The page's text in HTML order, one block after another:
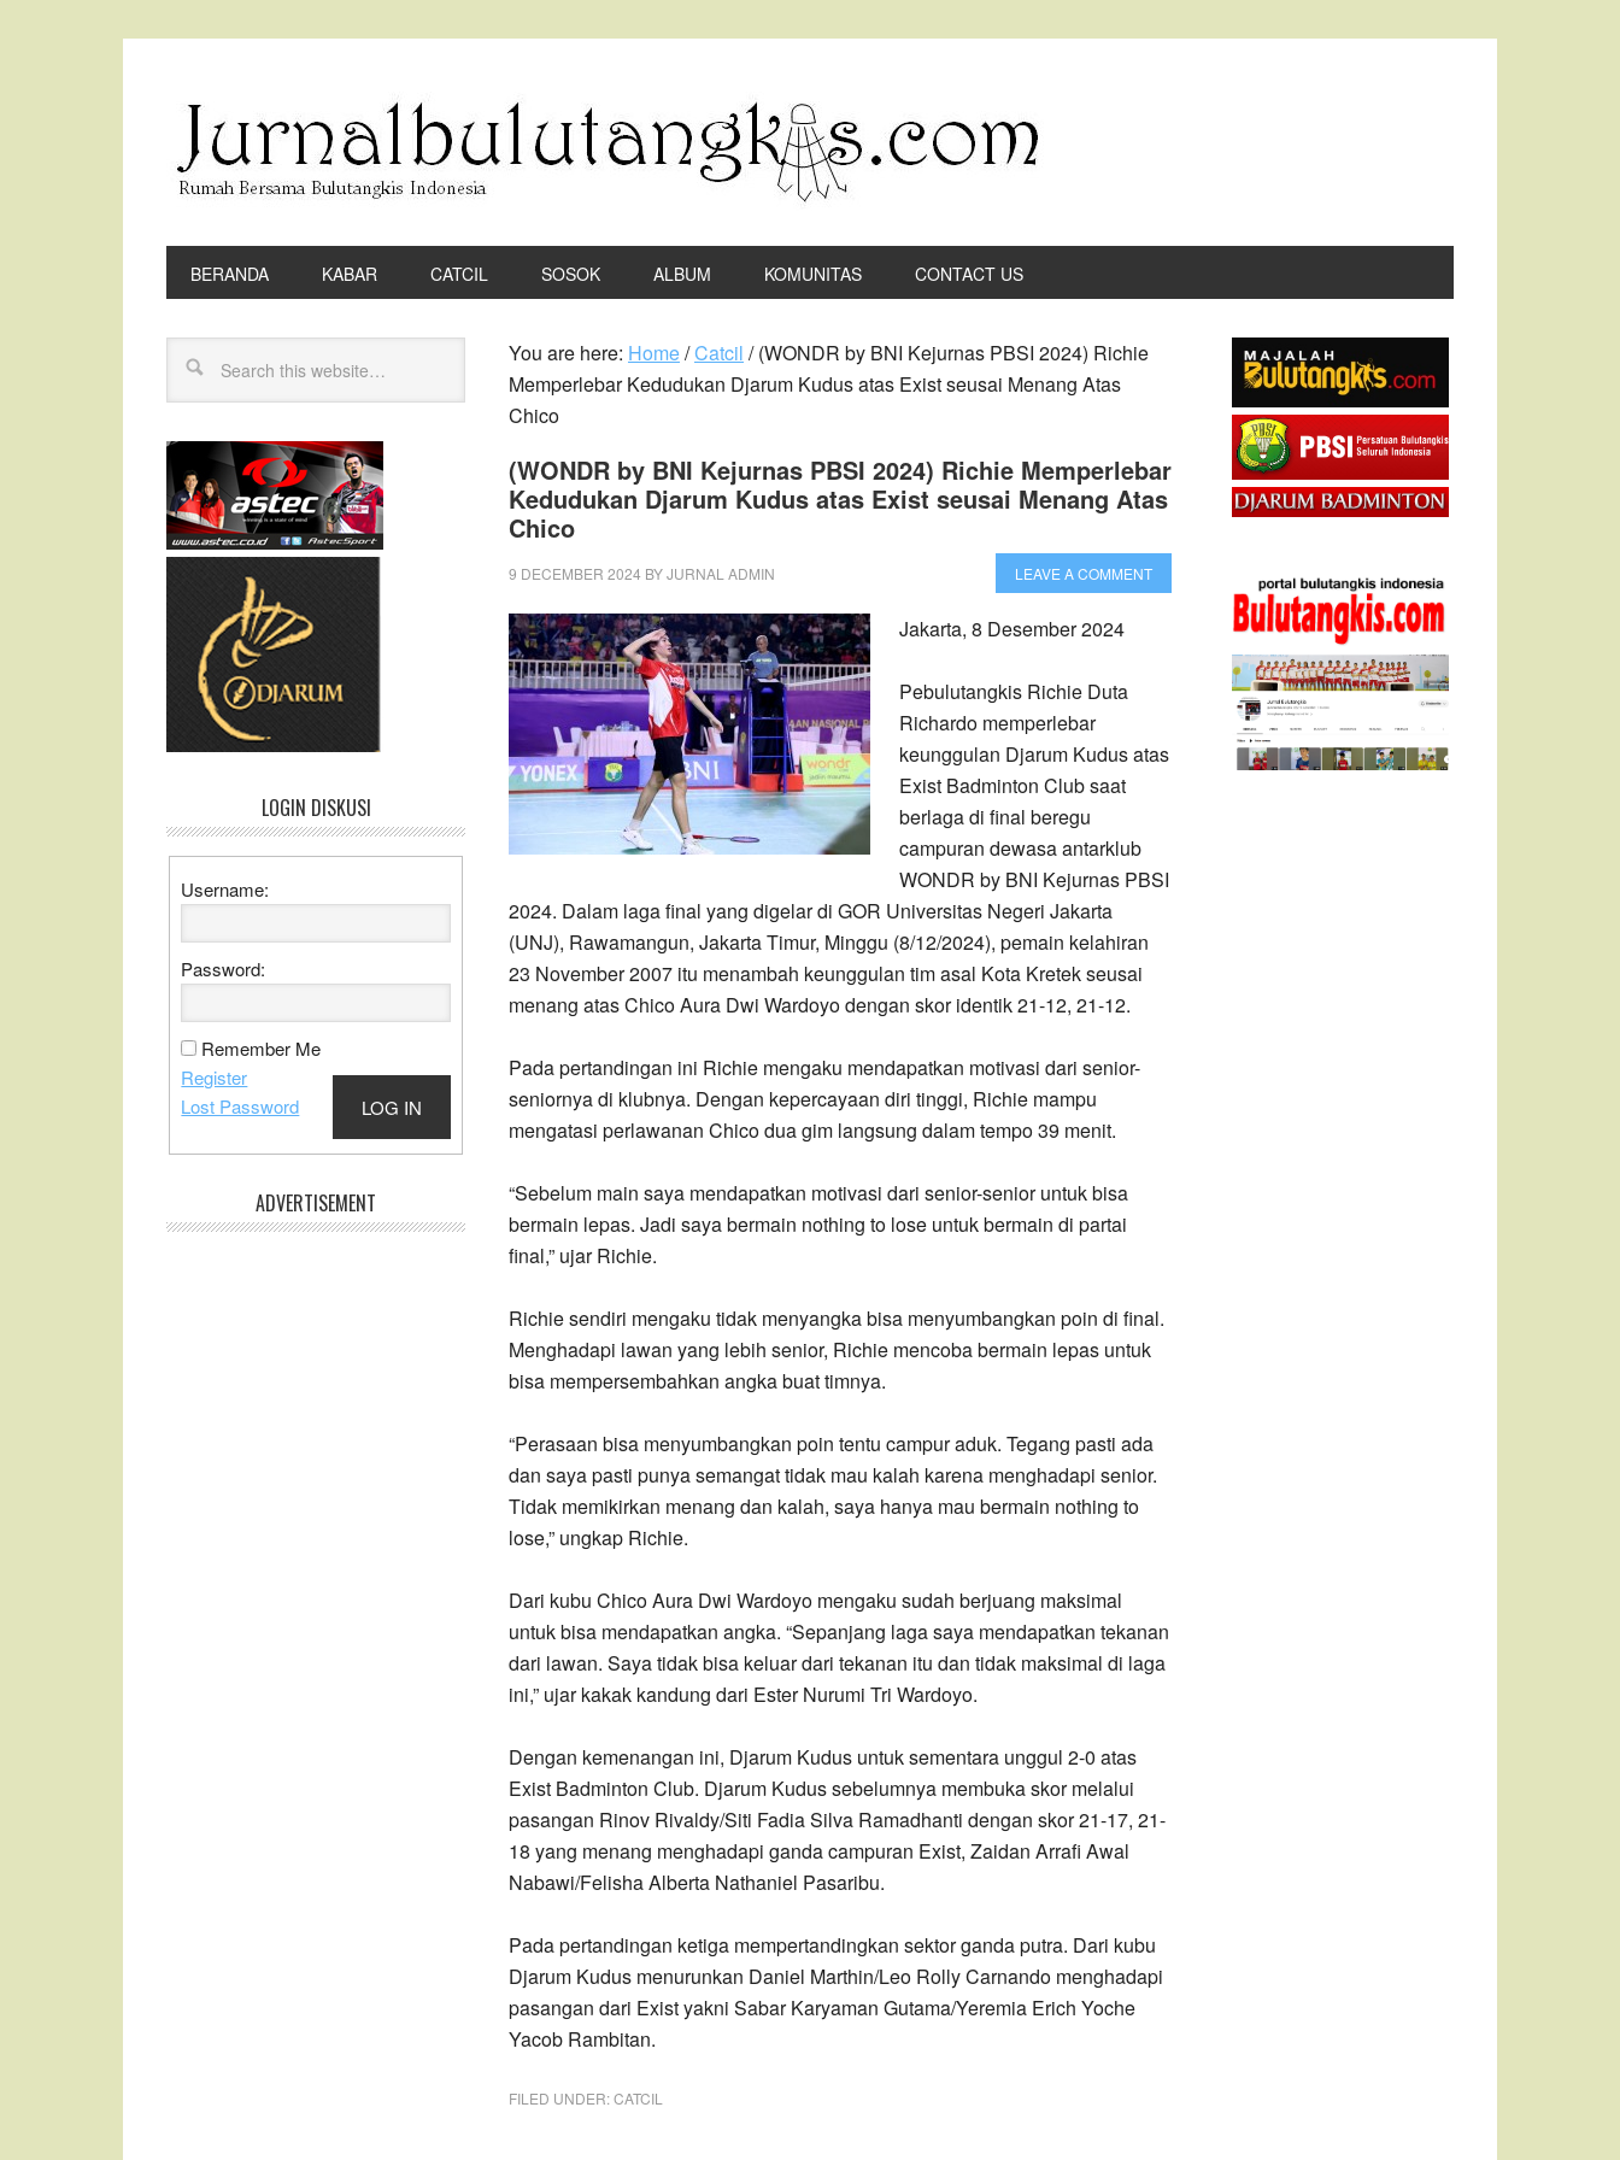
BERANDA KABAR CATCIL SOSOK ALBUM KOMUNITAS CONTACT US
You are here: Home/Catcil / (WONDR by BNI Kejurnas PBSI 2024) Richie
Memperlebar Kedudukan Djarum Kudus atas Exist seusai Menang Atas
Chico
(WONDR by BNI Kejurnas PBSI 2024) Richie Memperlebar
Kedudukan Djarum Kudus atas Exist seusai Menang Atas
Chico
9 DECEMBER 2024 BYJURNAL ADMIN LEAVE A COMMENT
Jakarta, 8 Desember 2024
Pebulutangkis Richie Duta
Richardo memperlebar
keunggulan Djarum Kudus atas
Exist Badminton Club saat
berlaga di final beregu
campuran dewasa antarklub
WONDR by BNI Kejurnas PBSI
2024. Dalam laga final yang digelar di GOR Universitas Negeri Jakarta
(UNJ), Rawamangun, Jakarta Timur, Minggu (8/12/2024), pemain kelahiran
23 November 2007 itu menambah keunggulan tim asal Kota Kretek seusai
menang atas Chico Aura Dwi Wardoyo dengan skor identik 21-12, 21-12.
Pada pertandingan ini Richie mengaku mendapatkan motivasi dari senior-
seniornya di klubnya. Dengan kepercayaan diri tinggi, Richie mampu
mengatasi perlawanan Chico dua gim langsung dalam tempo 39 menit.
“Sebelum main saya mendapatkan motivasi dari senior-senior untuk bisa
bermain lepas. Jadi saya bermain nothing to lose untuk bermain di partai
final,” ujar Richie.
Richie sendiri mengaku tidak menyangka bisa menyumbangkan poin di final.
Menghadapi lawan yang lebih senior, Richie mencoba bermain lepas untuk
bisa mempersembahkan angka buat timnya.
“Perasaan bisa menyumbangkan poin tentu campur aduk. Tegang pasti ada
dan saya pasti punya semangat tidak mau kalah karena menghadapi senior.
Tidak memikirkan menang dan kalah, saya hanya mau bermain nothing to
lose,” ungkap Richie.
Dari kubu Chico Aura Dwi Wardoyo mengaku sudah berjuang maksimal
untuk bisa mendapatkan angka. “Sepanjang laga saya mendapatkan tekanan
dari lawan. Saya tidak bisa keluar dari tekanan itu dan tidak maksimal di laga
ini,” ujar kakak kandung dari Ester Nurumi Tri Wardoyo.
Dengan kemenangan ini, Djarum Kudus untuk sementara unggul 2-0 atas
Exist Badminton Club. Djarum Kudus sebelumnya membuka skor melalui
pasangan Rinov Rivaldy/Siti Fadia Silva Ramadhanti dengan skor 21-17, 21-
18 yang menang menghadapi ganda campuran Exist, Zaidan Arrafi Awal
Nabawi/Felisha Alberta Nathaniel Pasaribu.
Pada pertandingan ketiga mempertandingkan sektor ganda putra. Dari kubu
Djarum Kudus menurunkan Daniel Marthin/Leo Rolly Carnando menghadapi
pasangan dari Exist yakni Sabar Karyaman Gutama/Yeremia Erich Yoche
Yacob Rambitan.
FILED UNDER:CATCIL
LOGIN DISKUSI
Username:
Password:
Remember Me
LOG IN
Register
Lost Password
ADVERTISEMENT